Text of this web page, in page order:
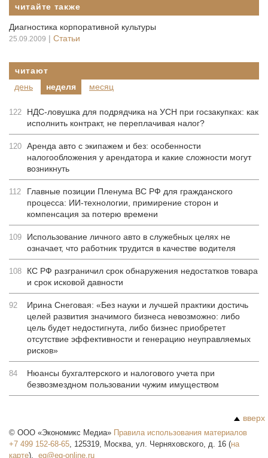
читайте также
Диагностика корпоративной культуры
25.09.2009 | Статьи
читают
день
неделя месяц
122
НДС-ловушка для подрядчика на УСН при госзакупках: как
исполнить контракт, не переплачивая налог?
120 Аренда авто с экипажем и без: особенности
налогообложения у арендатора и какие сложности могут
возникнуть
112
Главные позиции Пленума ВС РФ для гражданского
процесса: ИИ-технологии, примирение сторон и
компенсация за потерю времени
109
Использование личного авто в служебных целях не
означает, что работник трудится в качестве водителя
108
КС РФ разграничил срок обнаружения недостатков товара
и срок исковой давности
92
Ирина Снеговая: «Без науки и лучшей практики достичь
целей развития значимого бизнеса невозможно: либо
цель будет недостигнута, либо бизнес приобретет
отсутствие эффективности и генерацию неуправляемых
рисков»
84
Нюансы бухгалтерского и налогового учета при
безвозмездном пользовании чужим имуществом
вверх
© ООО «Экономикс Медиа» Правила использования материалов
+7 499 152-68-65, 125319, Москва, ул. Черняховского, д. 16 (на
карте),